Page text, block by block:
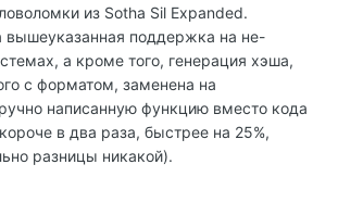
из Sotha Sil Expanded.
вышеуказанная поддержка на не-
а кроме того, генерация хэша,
с форматом, заменена на
написанную функцию вместо кода
в два раза, быстрее на 25%,
разницы никакой).